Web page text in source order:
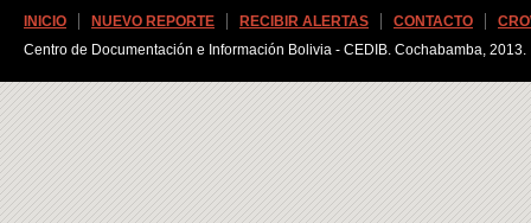
INICIO NUEVO REPORTE RECIBIR ALERTAS CONTACTO
Centro de Documentación e Información Bolivia - CEDIB. Cochabamba, 2013.